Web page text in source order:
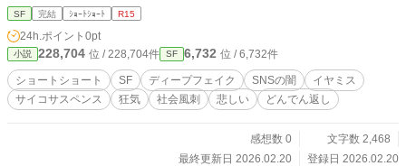
劇」が交錯する。 現代サイコサスペンス・ショートショー
実証作 本作は、著者が構築した独自の物語記述メソッド「C.
C.W.」を用いて執筆されています。文章の構造や視点移動を
緻密に設計し、読者の認知と深層心理へ直接的に訴えかけ
る、全く新しい読書体験を提供します。※本メソッドは、AI
生成や外部プログラミング等の演算ツールを一切使用せず、
理・分析・校正補助のためにのみ使用しています。 作品の着
SF 完結 ｼｮｰﾄｼｮｰﾄ R15
24h.ポイント 0pt
小説 228,704 位 / 228,704件 SF 6,732 位 / 6,732件
ショートショート SF ディープフェイク SNSの闇
イヤミス
サイコサスペンス
狂気 社会風刺 悲しい どんでん返し
感想数 0
文字数 2,468
最終更新日 2026.02.20
登録日 2026.02.20